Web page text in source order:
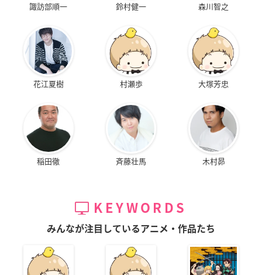
諏訪部順一 鈴村健一 森川智之
花江夏樹 村瀬歩 大塚芳忠
稲田徹 斉藤壮馬 木村昴
KEYWORDS
みんなが注目しているアニメ・作品たち